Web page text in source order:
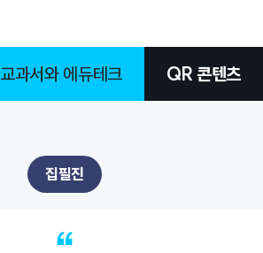
교과서와 에듀테크 QR 콘텐츠
집필진